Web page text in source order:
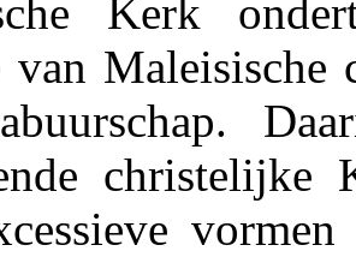
Kerk
van Maleisische
christelijke